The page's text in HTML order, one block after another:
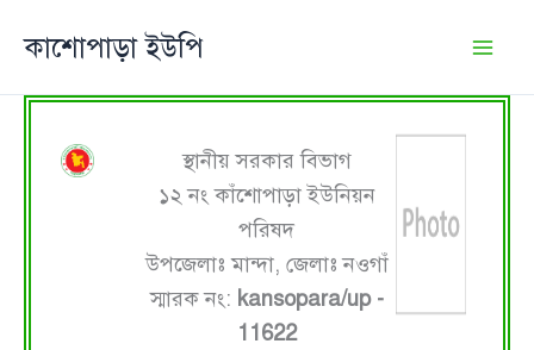
কাশোপাড়া ইউপি
স্থানীয় সরকার বিভাগ
১২ নং কাঁশোপাড়া ইউনিয়ন
পরিষদ
উপজেলাঃ মান্দা, জেলাঃ নওগাঁ
স্মারক নং: kansopara/up -
11622